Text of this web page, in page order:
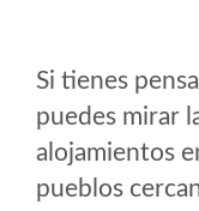
Si tienes
puedes mirar
alojamientos
pueblos